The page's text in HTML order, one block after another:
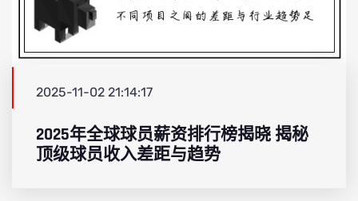
2025-11-02 21:14:17
2025年全球球员薪资排行榜揭晓 揭秘
顶级球员收入差距与趋势